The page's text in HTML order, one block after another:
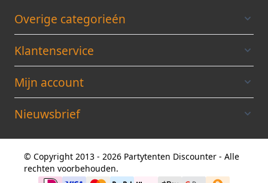
Overige categorieén
Klantenservice
Mijn account
Nieuwsbrief
© Copyright 2013 - 2026 Partytenten Discounter - Alle
rechten voorbehouden.